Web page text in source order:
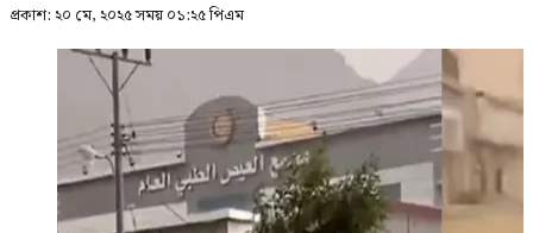
প্রকাশ: ২০ মে, ২০২৫ সময় ০১:২৫ পিএম